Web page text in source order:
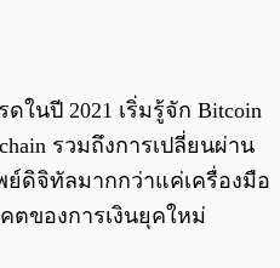
ในปี 2021 เริ่มรู้จัก Bitcoin
รวมถึงการเปลี่ยนผ่าน
ย์ดิจิทัลมากกว่าแค่เครื่องมือ
ตของการเงินยุคใหม่